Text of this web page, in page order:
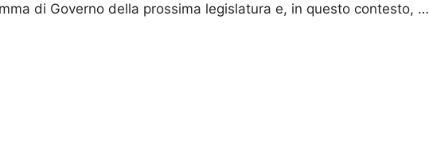
di Governo della prossima legislatura e, in questo contesto, …